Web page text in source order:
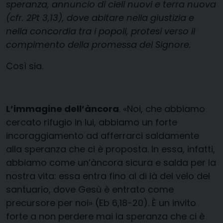
speranza, annuncio di cieli nuovi e terra nuova
(cfr. 2Pt 3,13), dove abitare nella giustizia e
nella concordia tra i popoli, protesi verso il
compimento della promessa del Signore.
Così sia.
L’immagine dell’àncora. «Noi, che abbiamo
cercato rifugio in lui, abbiamo un forte
incoraggiamento ad afferrarci saldamente
alla speranza che ci è proposta. In essa, infatti,
abbiamo come un’àncora sicura e salda per la
nostra vita: essa entra fino al di là del velo del
santuario, dove Gesù è entrato come
precursore per noi» (Eb 6,18-20). È un invito
forte a non perdere mai la speranza che ci è